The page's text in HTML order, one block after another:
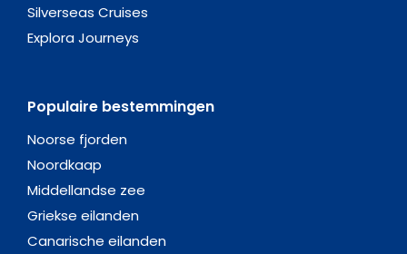
Silverseas Cruises
Explora Journeys
Populaire bestemmingen
Noorse fjorden
Noordkaap
Middellandse zee
Griekse eilanden
Canarische eilanden